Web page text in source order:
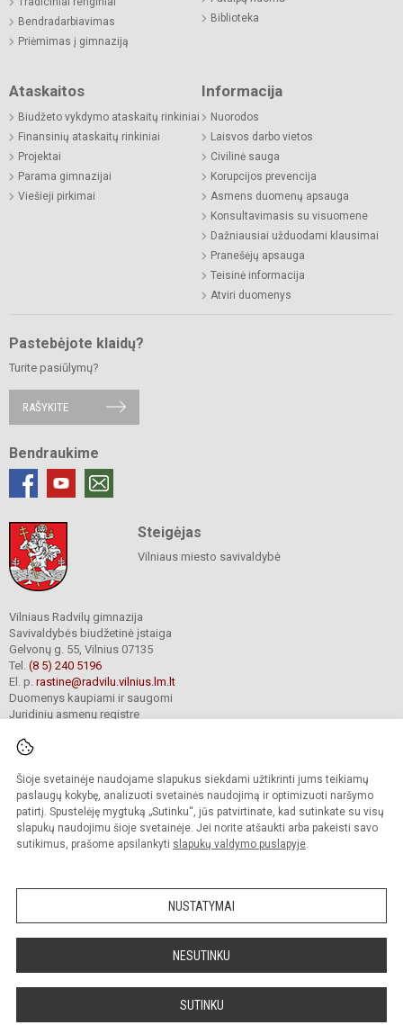
Šioje svetainėje naudojame slapukus siekdami užtikrinti jums teikiamų
paslaugų kokybę, analizuoti svetainės naudojimą ir optimizuoti naršymo
patirtį. Spustelėję mygtuką „Sutinku“, jūs patvirtinate, kad sutinkate su visų
slapukų naudojimu šioje svetainėje. Jei norite atšaukti arba pakeisti savo
sutikimus, prašome apsilankyti slapukų valdymo puslapyje.
NUSTATYMAI
NESUTINKU
SUTINKU
Bendradarbiavimas
Priėmimas į gimnaziją
Biblioteka
Ataskaitos
Biudžeto vykdymo ataskaitų rinkiniai
Finansinių ataskaitų rinkiniai
Projektai
Parama gimnazijai
Viešieji pirkimai
Informacija
Nuorodos
Laisvos darbo vietos
Civilinė sauga
Korupcijos prevencija
Asmens duomenų apsauga
Konsultavimasis su visuomene
Dažniausiai užduodami klausimai
Pranešėjų apsauga
Teisinė informacija
Atviri duomenys
Pastebėjote klaidų?
Turite pasiūlymų?
RAŠYKITE
Bendraukime
Steigėjas
Vilniaus miesto savivaldybė
Vilniaus Radvilų gimnazija
Savivaldybės biudžetinė įstaiga
Gelvonų g. 55, Vilnius 07135
Tel. (8 5) 240 5196
El. p. rastine@radvilu.vilnius.lm.lt
Duomenys kaupiami ir saugomi
Juridinių asmenų registre
© 2022. Vilniaus Radvilų gimnazija. Visos teisės saugomos.
Kopijuoti turinį be raštiško gimnazijos sutikimo griežtai draudžiama.
Prieinamumo paraiška Slapukų valdymas